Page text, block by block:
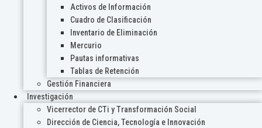
Activos de Información
Cuadro de Clasificación
Inventario de Eliminación
Mercurio
Pautas informativas
Tablas de Retención
Gestión Financiera
Investigación
Vicerrector de CTi y Transformación Social
Dirección de Ciencia, Tecnología e Innovación